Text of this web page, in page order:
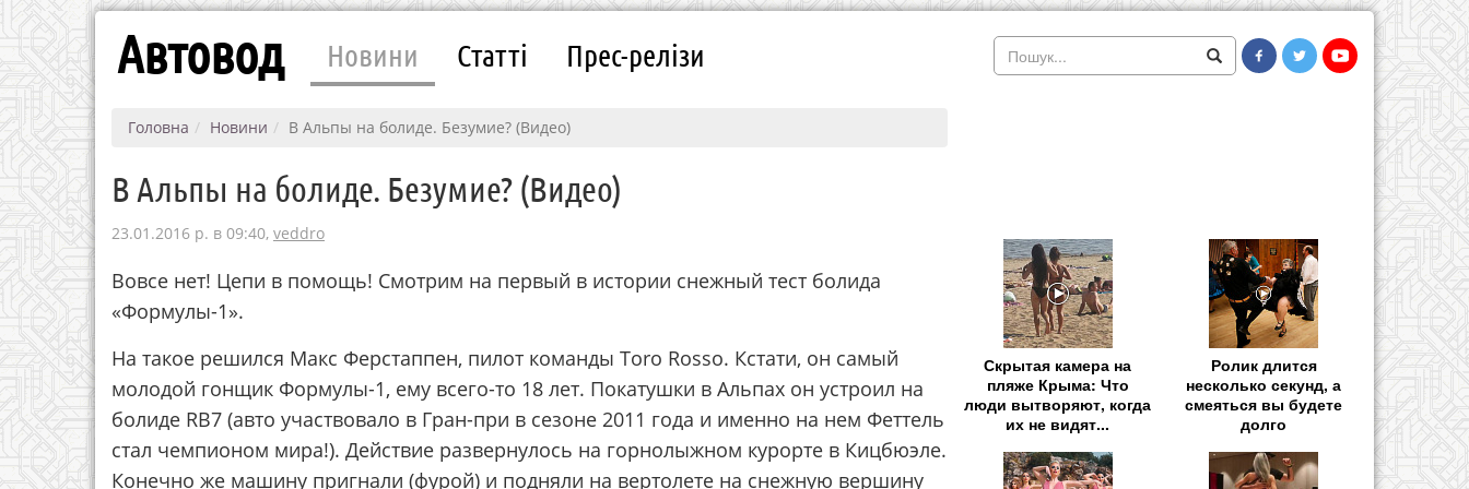
Автовод Новини Статті Прес-релізи
Головна Новини В Альпы на болиде. Безумие? (Видео)
В Альпы на болиде. Безумие? (Видео)
23.01.2016 р. в 09:40, veddro
Вовсе нет! Цепи в помощь! Смотрим на первый в истории снежный тест болида
«Формулы-1».
На такое решился Макс Ферстаппен, пилот команды Toro Rosso. Кстати, он самый
молодой гонщик Формулы-1, ему всего-то 18 лет. Покатушки в Альпах он устроил на
болиде RB7 (авто участвовало в Гран-при в сезоне 2011 года и именно на нем Феттель
стал чемпионом мира!). Действие развернулось на горнолыжном курорте в Кицбюэле.
Конечно же машину пригнали (фурой) и подняли на вертолете на снежную вершину
Скрытая камера на
пляже Крыма: Что
люди вытворяют, когда
их не видят...
Ролик длится
несколько секунд, а
смеяться вы будете
долго